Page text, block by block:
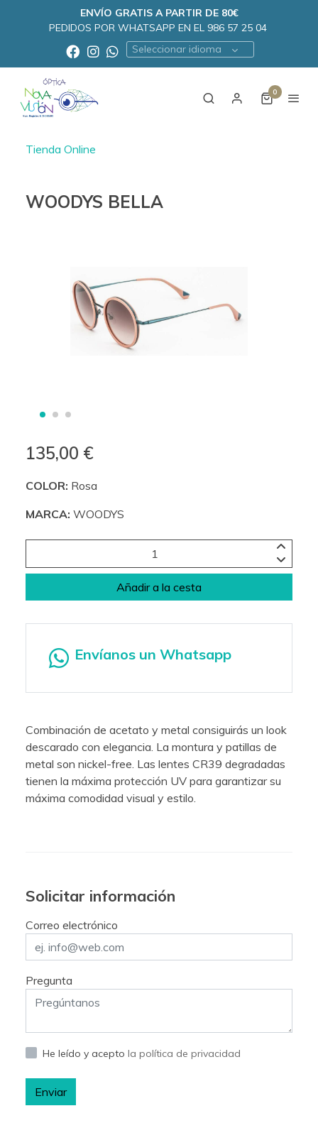
ENVÍO GRATIS A PARTIR DE 80€
PEDIDOS POR WHATSAPP EN EL 986 57 25 04
Seleccionar idioma
0
Tienda Online
WOODYS BELLA
135,00 €
COLOR: Rosa
MARCA: WOODYS
Añadir a la cesta
Envíanos un Whatsapp
Combinación de acetato y metal consiguirás un look
descarado con elegancia. La montura y patillas de
metal son nickel-free. Las lentes CR39 degradadas
tienen la máxima protección UV para garantizar su
máxima comodidad visual y estilo.
Solicitar información
Correo electrónico
Pregunta
He leído y acepto la política de privacidad
Enviar